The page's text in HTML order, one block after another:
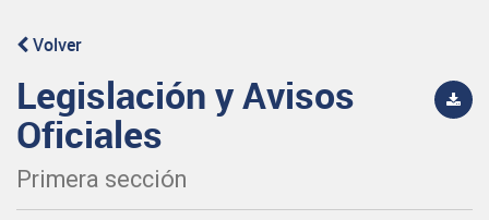
Volver
Legislación y Avisos
Oficiales
Primera sección